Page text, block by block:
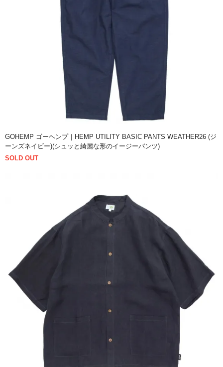
GOHEMP ゴーヘンプ｜HEMP UTILITY BASIC PANTS WEATHER26 (ジ
ーンズネイビー)(シュッと綺麗な形のイージーパンツ)
SOLD OUT